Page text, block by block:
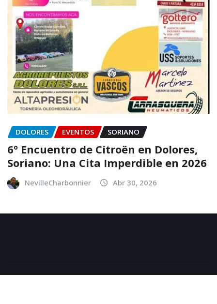
DOLORES EVENTOS SORIANO
6º Encuentro de Citroën en Dolores,
Soriano: Una Cita Imperdible en 2026
NevilleCharbonnier Abr 30, 2026